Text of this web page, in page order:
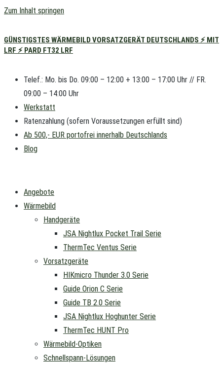
Zum Inhalt springen
GÜNSTIGSTES WÄRMEBILD VORSATZGERÄT DEUTSCHLANDS ⚡ MIT
LRF ⚡ PARD FT32 LRF
Telef.: Mo. bis Do. 09:00 – 12:00 + 13:00 – 17:00 Uhr // FR.
09:00 – 14:00 Uhr
Werkstatt
Ratenzahlung (sofern Voraussetzungen erfüllt sind)
Ab 500,- EUR portofrei innerhalb Deutschlands
Blog
Angebote
Wärmebild
Handgeräte
JSA Nightlux Pocket Trail Serie
ThermTec Ventus Serie
Vorsatzgeräte
HIKmicro Thunder 3.0 Serie
Guide Orion C Serie
Guide TB 2.0 Serie
JSA Nightlux Hoghunter Serie
ThermTec HUNT Pro
Wärmebild-Optiken
Schnellspann-Lösungen